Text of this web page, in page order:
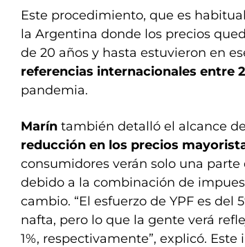
Este procedimiento, que es
la Argentina donde los precios
de 20 años y hasta estuvieron en
referencias internacionales entre
pandemia.
Marín también detalló el alcance
reducción en los precios
consumidores verán solo una
debido a la combinación de
cambio. “El esfuerzo de YPF es del
nafta, pero lo que la gente verá
1%, respectivamente”, explicó.